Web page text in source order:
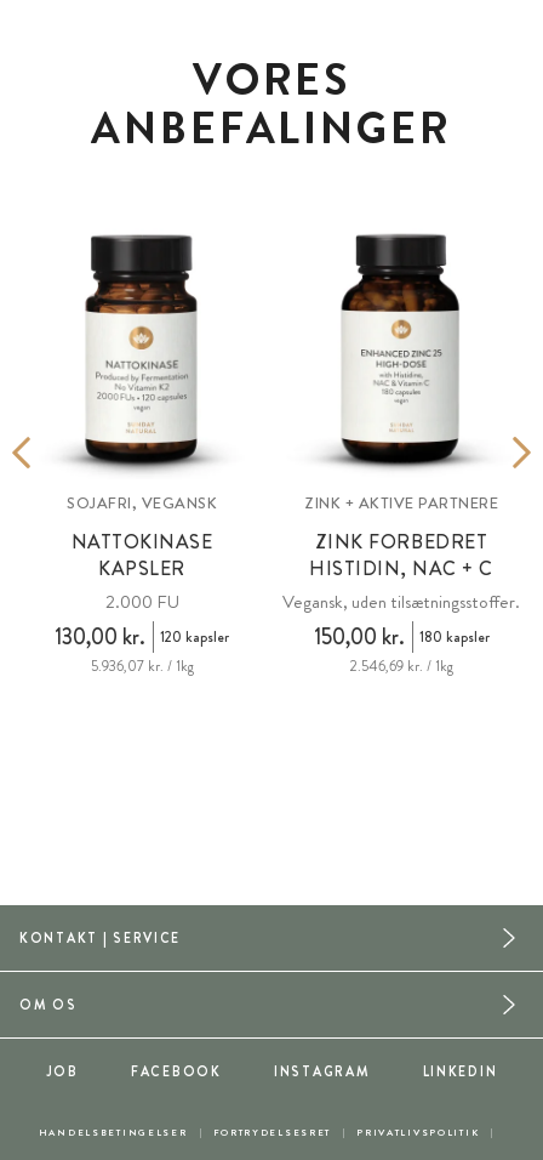
VORES
ANBEFALINGER
SOJAFRI, VEGANSK
NATTOKINASE
KAPSLER
2.000 FU
130,00 kr.
120 kapsler
5.936,07 kr. / 1kg
ZINK + AKTIVE PARTNERE
ZINK FORBEDRET
HISTIDIN, NAC + C
Vegansk, uden tilsætningsstoffer.
150,00 kr.
180 kapsler
2.546,69 kr. / 1kg
KONTAKT | SERVICE
HANDELSBETINGELSER FORTRYDELSESRET PRIVATLIVSPOLITIK
OM OS
JOB FACEBOOK INSTAGRAM LINKEDIN